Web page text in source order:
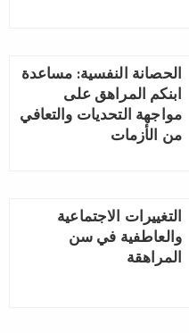
الحصانة النفسية: مساعدة
ابنكم المراهق على
مواجهة التحديات والتعافي
من الأزمات
التغييرات الاجتماعية
والعاطفية في سن
المراهقة